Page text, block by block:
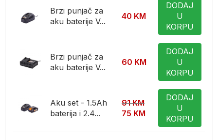
Brzi punjač za
aku baterije V...
40 KM
DODAJ
U
KORPU
Brzi punjač za
aku baterije V...
60 KM
DODAJ
U
KORPU
Aku set - 1.5Ah
baterija i 2.4...
91KM
75 KM
DODAJ
U
KORPU